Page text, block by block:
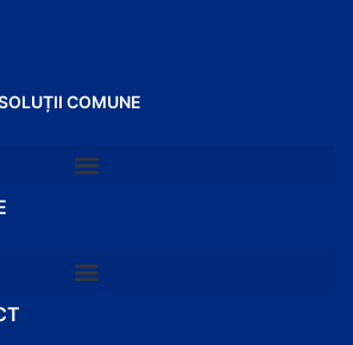
COMUNE